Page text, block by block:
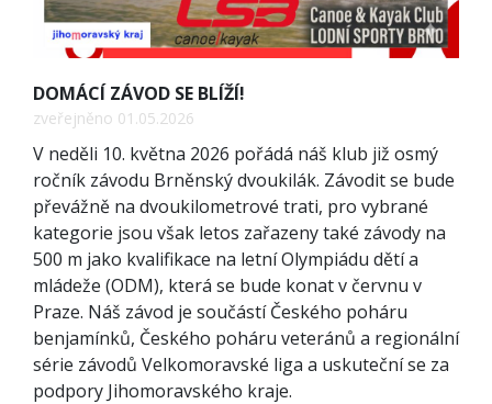
DOMÁCÍ ZÁVOD SE BLÍŽÍ!
zveřejněno 01.05.2026
V neděli 10. května 2026 pořádá náš klub již osmý
ročník závodu Brněnský dvoukilák. Závodit se bude
převážně na dvoukilometrové trati, pro vybrané
kategorie jsou však letos zařazeny také závody na
500 m jako kvalifikace na letní Olympiádu dětí a
mládeže (ODM), která se bude konat v červnu v
Praze. Náš závod je součástí Českého poháru
benjamínků, Českého poháru veteránů a regionální
série závodů Velkomoravské liga a uskuteční se za
podpory Jihomoravského kraje.